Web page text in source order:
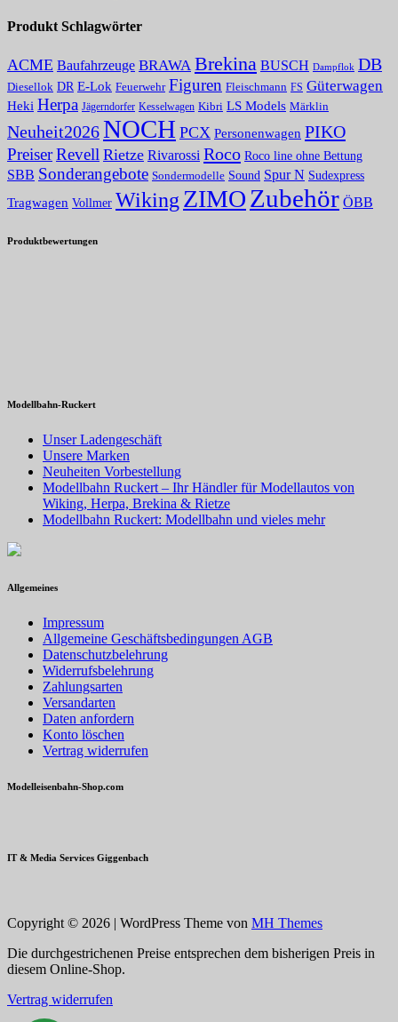
Produkt Schlagwörter
ACME Baufahrzeuge BRAWA Brekina BUSCH Dampflok DB
Diesellok DR E-Lok Feuerwehr Figuren Fleischmann FS Güterwagen
Heki Herpa Jägerndorfer Kesselwagen Kibri LS Models Märklin
Neuheit2026NOCH PCX Personenwagen PIKO
PreiserRevell Rietze Rivarossi Roco Roco line ohne Bettung
SBB Sonderangebote Sondermodelle Sound Spur N Sudexpress
Tragwagen Vollmer Wiking ZIMOZubehör ÖBB
Produktbewertungen
Modellbahn-Ruckert
Unser Ladengeschäft
Unsere Marken
Neuheiten Vorbestellung
Modellbahn Ruckert – Ihr Händler für Modellautos von
Wiking, Herpa, Brekina & Rietze
Modellbahn Ruckert: Modellbahn und vieles mehr
Allgemeines
Impressum
Allgemeine Geschäftsbedingungen AGB
Datenschutzbelehrung
Widerrufsbelehrung
Zahlungsarten
Versandarten
Daten anfordern
Konto löschen
Vertrag widerrufen
Modelleisenbahn-Shop.com
IT & Media Services Giggenbach
Copyright © 2026 | WordPress Theme von MH Themes
Die durchgestrichenen Preise entsprechen dem bisherigen Preis in
diesem Online-Shop.
Vertrag widerrufen